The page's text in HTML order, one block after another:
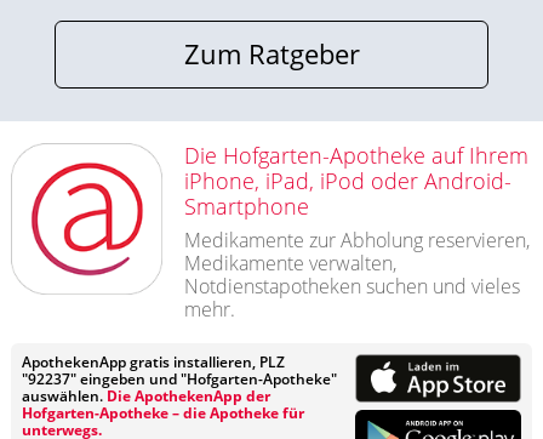
Zum Ratgeber
Die Hofgarten-Apotheke auf Ihrem
iPhone, iPad, iPod oder Android-
Smartphone
Medikamente zur Abholung reservieren,
Medikamente verwalten,
Notdienstapotheken suchen und vieles
mehr.
ApothekenApp gratis installieren, PLZ
"92237" eingeben und "Hofgarten-Apotheke"
auswählen. Die ApothekenApp der
Hofgarten-Apotheke – die Apotheke für
unterwegs.